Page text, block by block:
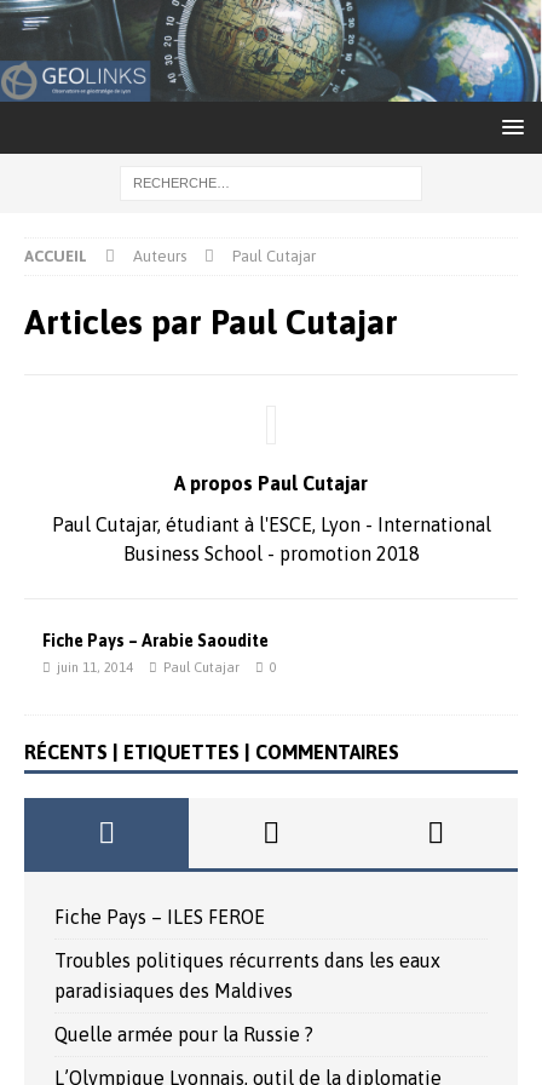
ACCUEIL Auteurs Paul Cutajar
Articles par Paul Cutajar
A propos Paul Cutajar
Paul Cutajar, étudiant à l'ESCE, Lyon - International
Business School - promotion 2018
Fiche Pays – Arabie Saoudite
juin 11, 2014 Paul Cutajar 0
RÉCENTS | ETIQUETTES | COMMENTAIRES
Fiche Pays – ILES FEROE
Troubles politiques récurrents dans les eaux
paradisiaques des Maldives
Quelle armée pour la Russie ?
L’Olympique Lyonnais, outil de la diplomatie